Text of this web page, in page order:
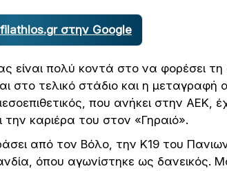
στην Google
είναι πολύ κοντά στο να φορέσει
στο τελικό στάδιο και η
που ανήκει στην ΑΕΚ,
την καριέρα του στον «Γηραιό».
από τον Βόλο, την Κ19 του
όπου αγωνίστηκε ως δανεικός.